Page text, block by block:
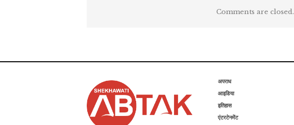
Comments are closed.
अपराध
आइडिया
इतिहास
एंटरटेनमेंट